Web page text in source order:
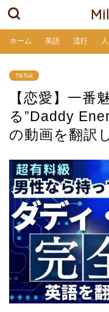
ホーム 英語 流行
TikTok
【恋愛】一番
る”Daddy
の動画を翻訳